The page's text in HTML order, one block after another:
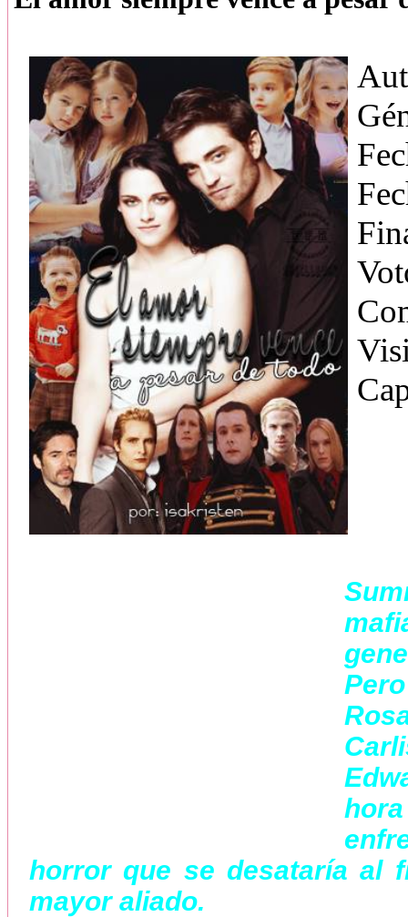
horror que se desataría al
mayor aliado.